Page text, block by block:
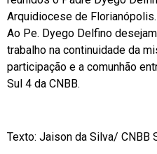
Arquidiocese de Florianópolis.
Ao Pe. Dyego Delfino
trabalho na continuidade da
participação e a comunhão
Sul 4 da CNBB.
Texto: Jaison da Silva/ CNBB